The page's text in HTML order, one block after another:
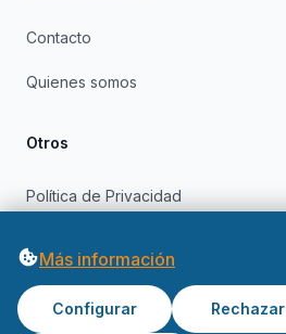
Contacto
Quienes somos
Otros
Política de Privacidad
Más información
Configurar Rechazar